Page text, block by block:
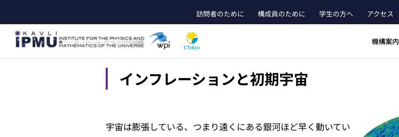
ン
テ
header_main_menu_contact
訪問者のために 構成員のために 学生の方へ アクセス
機構案内
インフレーションと初期宇宙
宇宙は膨張している、つまり遠くにある銀河ほど早く動いてい